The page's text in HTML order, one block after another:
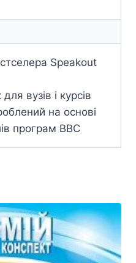
Speakout
вузів і курсів
на основі
програм BBC